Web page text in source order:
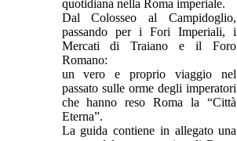
quotidiana nella Roma imperiale.
Dal Colosseo al Campidoglio,
passando per i Fori Imperiali, i
Mercati di Traiano e il Foro
Romano:
un vero e proprio viaggio nel
passato sulle orme degli imperatori
che hanno reso Roma la “Città
Eterna”.
La guida contiene in allegato una